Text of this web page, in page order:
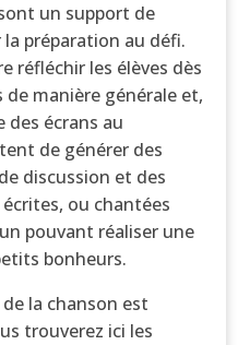
un support de
préparation au défi.
réfléchir les élèves dès
manière générale et,
des écrans au
de générer des
discussion et des
ou chantées
pouvant réaliser une
bonheurs.
la chanson est
trouverez ici les